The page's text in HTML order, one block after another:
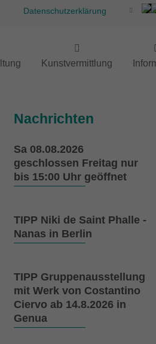
Datenschutzerklärung
Kunstvermittlung
Nachrichten
Sa 08.08.2026
geschlossen Freitag nur
bis 15:00 Uhr geöffnet
TIPP Niki de Saint Phalle -
Nanas in Berlin
TIPP Gruppenausstellung
mit Werk von Costantino
Ciervo ab 14.8.2026 in
Genua